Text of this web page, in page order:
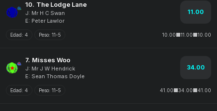
10. The Lodge Lane
J: Mr H C Swan
E: Peter Lawlor
11.00
Edad: 4 Peso: 11-5 10.00 11.00 10.00
7. Misses Woo
J: Mr J W Hendrick
E: Sean Thomas Doyle
34.00
Edad: 4 Peso: 11-5 41.00 34.00 41.00